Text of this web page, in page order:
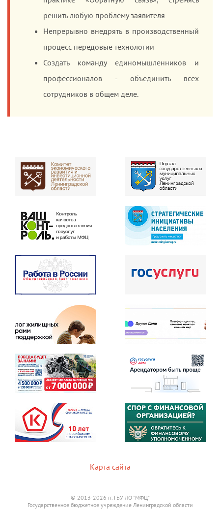
решить любую проблему заявителя
Непрерывно внедрять в производственный
процесс передовые технологии
Создать команду единомышленников и
профессионалов - объединить всех
сотрудников в общем деле.
Карта сайта
© 2013-2026 гг. ГБУ ЛО "МФЦ"
Государственное бюджетное учреждение Ленинградской области